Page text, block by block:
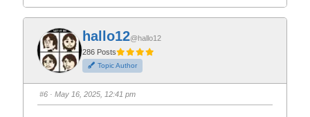
i
k
f
o
r
t
h
u
m
b
d
o
i
k
o
r
t
h
u
m
b
u
p
hallo12@hallo12
286 Posts
Topic Author
#6 · May 16, 2025, 12:41 pm